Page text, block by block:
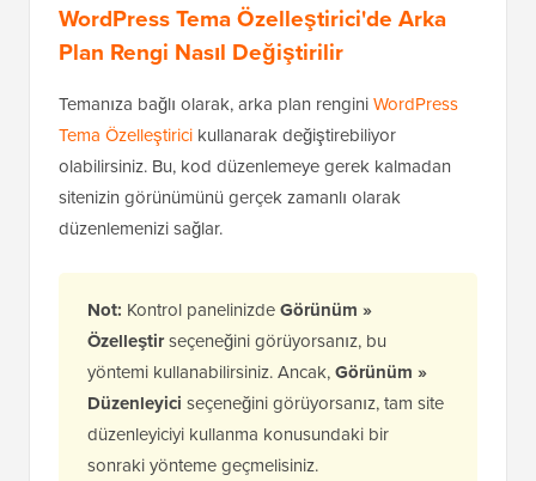
WordPress Tema Özelleştirici'de Arka
Plan Rengi Nasıl Değiştirilir
Temanıza bağlı olarak, arka plan renginiWordPress
Tema Özelleştirici kullanarak değiştirebiliyor
olabilirsiniz. Bu, kod düzenlemeye gerek kalmadan
sitenizin görünümünü gerçek zamanlı olarak
düzenlemenizi sağlar.
Not: Kontrol panelinizdeGörünüm »
Özelleştirseçeneğini görüyorsanız, bu
yöntemi kullanabilirsiniz. Ancak,Görünüm »
Düzenleyici seçeneğini görüyorsanız, tam site
düzenleyiciyi kullanma konusundaki bir
sonraki yönteme geçmelisiniz.